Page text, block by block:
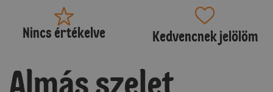
Nincs értékelve Kedvencnek jelölöm